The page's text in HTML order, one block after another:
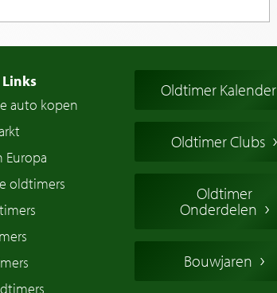
auto kopen
Europa
oldtimers
Oldtimer Kalender
Oldtimer Clubs
Oldtimer
Onderdelen
Bouwjaren